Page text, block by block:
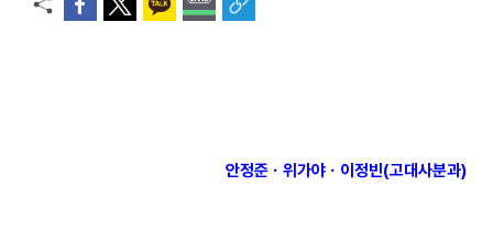
안정준ㆍ위가야ㆍ이정빈(고대사분과)